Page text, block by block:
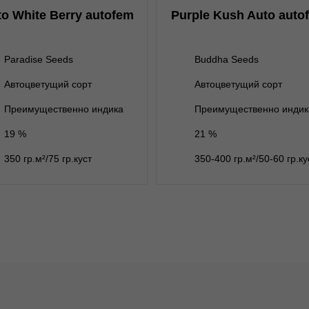
White Berry autofem
Paradise Seeds
Автоцветущий сорт
Преимущественно индика
19 %
350 гр.м²/75 гр.куст
В корзину
Обратно
Purple Kush Auto
Buddha Seeds
Автоцветущий сорт
Преимущественно
21 %
350-400 гр.м²/50-60
В корзину
Обратно